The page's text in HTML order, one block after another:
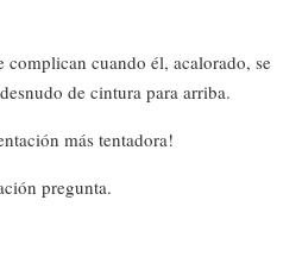
complican cuando él, acalorado, se
de cintura para arriba.
más tentadora!
pregunta.